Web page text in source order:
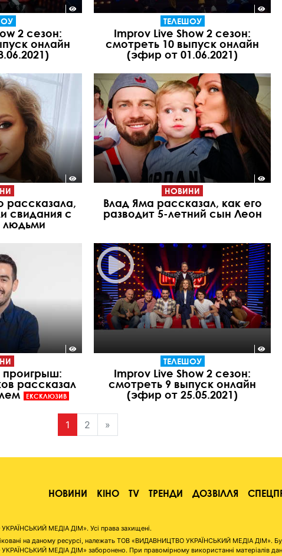
2 сезон:
онлайн
ТЕЛЕШОУ
Improv Live Show 2 сезон:
смотреть 10 выпуск онлайн
(эфир от 01.06.2021)
рассказала,
свидания с
НОВИНИ
Влад Яма рассказал, как его
разводит 5-летний сын Леон
проигрыш:
рассказал
ЕКСКЛЮЗИВ
ТЕЛЕШОУ
Improv Live Show 2 сезон:
смотреть 9 выпуск онлайн
(эфир от 25.05.2021)
1 2 »
НОВИНИ КІНО TV ТРЕНДИ ДОЗВІЛЛЯ
МЕДІА ДІМ». Усі права захищені.
на даному ресурсі, належать ТОВ «ВИДАВНИЦТВО УКРАЇНСЬКИЙ МЕДІА ДІМ».
МЕДІА ДІМ» заборонено. При правомірному використанні матеріалів